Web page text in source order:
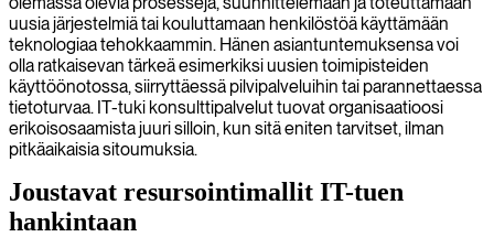
uusia järjestelmiä tai kouluttamaan henkilöstöä käyttämään
teknologiaa tehokkaammin. Hänen asiantuntemuksensa voi
olla ratkaisevan tärkeä esimerkiksi uusien toimipisteiden
käyttöönotossa, siirryttäessä pilvipalveluihin tai parannettaessa
tietoturvaa. IT-tuki konsulttipalvelut tuovat organisaatioosi
erikoisosaamista juuri silloin, kun sitä eniten tarvitset, ilman
pitkäaikaisia sitoumuksia.
Joustavat resursointimallit IT-tuen
hankintaan